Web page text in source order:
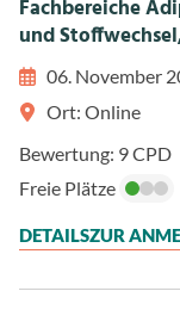
Fachbereiche
und
06. November
Ort: Online
Freie Plätze
Bewertung: 9 CPD
DETAILSZUR